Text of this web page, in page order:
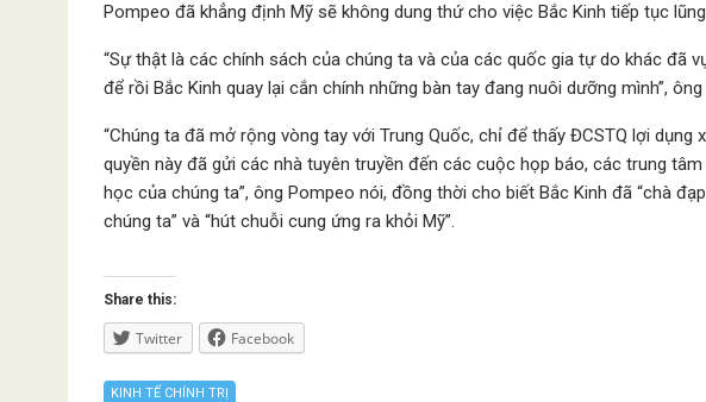
Pompeo đã khẳng định Mỹ sẽ không dung thứ cho việc Bắc Kinh tiếp tục
“Sự thật là các chính sách của chúng ta và của các quốc gia tự do khác đã
để rồi Bắc Kinh quay lại cắn chính những bàn tay đang nuôi dưỡng mình”,
“Chúng ta đã mở rộng vòng tay với Trung Quốc, chỉ để thấy ĐCSTQ lợi
quyền này đã gửi các nhà tuyên truyền đến các cuộc họp báo, các trung
học của chúng ta”, ông Pompeo nói, đồng thời cho biết Bắc Kinh đã “chà
chúng ta” và “hút chuỗi cung ứng ra khỏi Mỹ”.
Share this:
Twitter Facebook
KINH TẾ CHÍNH TRỊ